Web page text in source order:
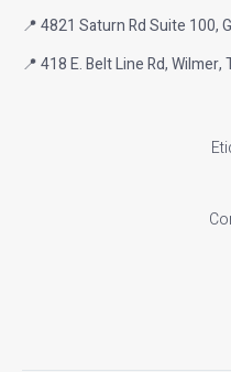
📍 4821 Saturn Rd Suite 100,
📍 418 E. Belt Line Rd, Wilmer,